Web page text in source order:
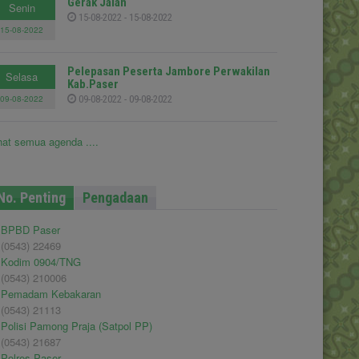
Senin
15-08-2022
15-08-2022 - 15-08-2022
Selasa
09-08-2022
Pelepasan Peserta Jambore Perwakilan
Kab.Paser
09-08-2022 - 09-08-2022
semua agenda ....
Penting Pengadaan
BPBD Paser
(0543) 22469
Kodim 0904/TNG
(0543) 210006
Pemadam Kebakaran
(0543) 21113
Polisi Pamong Praja (Satpol PP)
(0543) 21687